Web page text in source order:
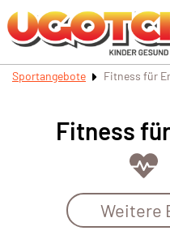
Sportangebote Fitness für
Fitness
Weitere